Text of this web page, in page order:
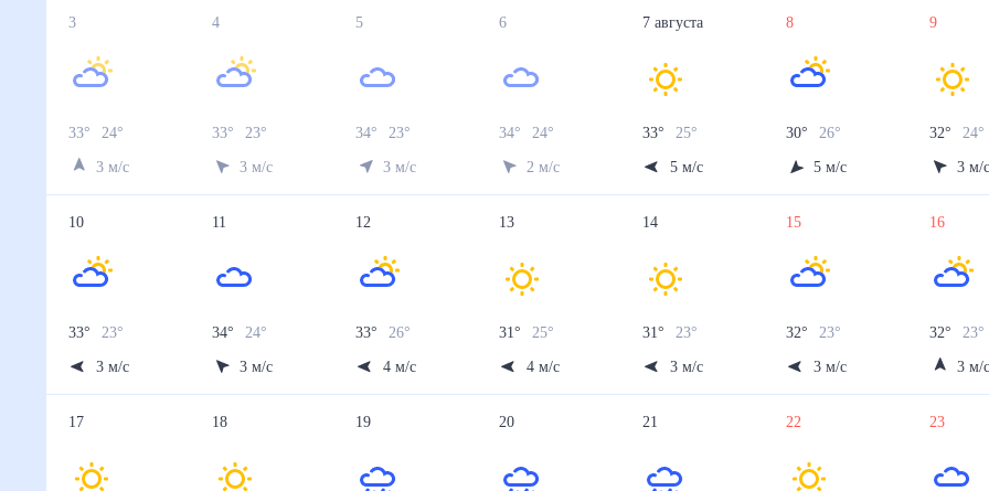
3
33° 24
3 м/с
4
33° 23°
3 м/с
5
34° 23
3 м/с
6
34° 24
2 м/с
7 августа
33° 25°
5 м/с
8
30° 26
5 м/с
9
32° 24
3 м/
10
33° 23°
3 м/с
11
34° 24
3 м/с
12
33° 26
4 м/с
13
31° 25°
4 м/с
14
31° 23°
3 м/с
15
32° 23°
3 м/с
16
32° 23°
3 м/
17 18 19 20 21 22 23